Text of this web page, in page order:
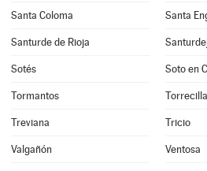
Santa Coloma Santa
Santurde de Rioja
Sotés Soto en
Tormantos
Treviana Tricio
Valgañón Ventosa